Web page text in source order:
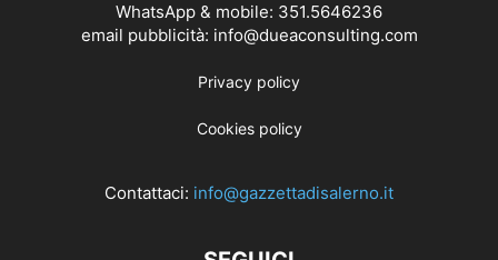
WhatsApp & mobile: 351.5646236
email pubblicità: info@dueaconsulting.com
Privacy policy
Cookies policy
Contattaci: info@gazzettadisalerno.it